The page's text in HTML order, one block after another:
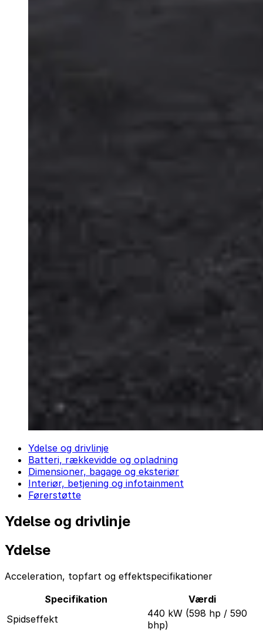
Ydelse og drivlinje
Batteri, rækkevidde og opladning
Dimensioner, bagage og eksteriør
Interiør, betjening og infotainment
Førerstøtte
Ydelse og drivlinje
Ydelse
Acceleration, topfart og effektspecifikationer
Specifikation
Værdi
Spidseffekt
440 kW (598 hp / 590
bhp)